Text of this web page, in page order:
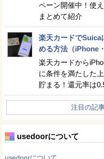
ペーン開催中！使
まとめて紹介
楽天カードでSuica
める方法（iPhone
楽天カードから
に条件を満たした
貯まる！還元率は
注目の記
usedoorについて
usedoorについて